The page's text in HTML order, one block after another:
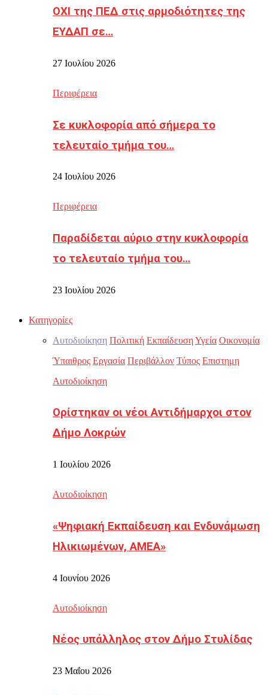
ΟΧΙ της ΠΕΔ στις αρμοδιότητες της
ΕΥΔΑΠ σε…
27 Ιουλίου 2026
Περιφέρεια
Σε κυκλοφορία από σήμερα το
τελευταίο τμήμα του…
24 Ιουλίου 2026
Περιφέρεια
Παραδίδεται αύριο στην κυκλοφορία
το τελευταίο τμήμα του…
23 Ιουλίου 2026
Κατηγορίες
Αυτοδιοίκηση Πολιτική ΕκπαίδευσηΥγεία Οικονομία
Ύπαιθρος Εργασία Περιβάλλον Τύπος Επιστημη
Αυτοδιοίκηση
Ορίστηκαν οι νέοι Αντιδήμαρχοι στον
Δήμο Λοκρών
1 Ιουλίου 2026
Αυτοδιοίκηση
«Ψηφιακή Εκπαίδευση και Ενδυνάμωση
Ηλικιωμένων, ΑΜΕΑ»
4 Ιουνίου 2026
Αυτοδιοίκηση
Νέος υπάλληλος στον Δήμο Στυλίδας
23 Μαΐου 2026